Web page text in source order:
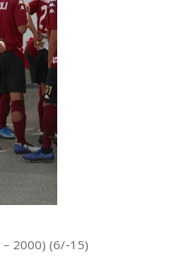
2000) (6/-15)